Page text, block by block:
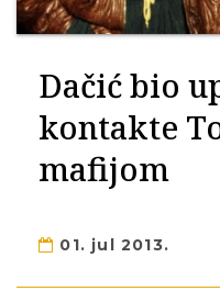
Dačić bio
kontakte
mafijom
01. jul 2013.